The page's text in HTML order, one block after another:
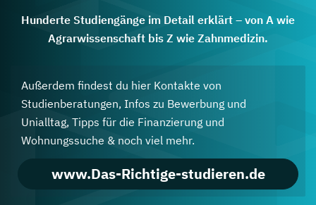
Hunderte Studiengänge im Detail erklärt – von A wie
Agrarwissenschaft bis Z wie Zahnmedizin.
Außerdem findest du hier Kontakte von
Studienberatungen, Infos zu Bewerbung und
Unialltag, Tipps für die Finanzierung und
Wohnungssuche & noch viel mehr.
www.Das-Richtige-studieren.de